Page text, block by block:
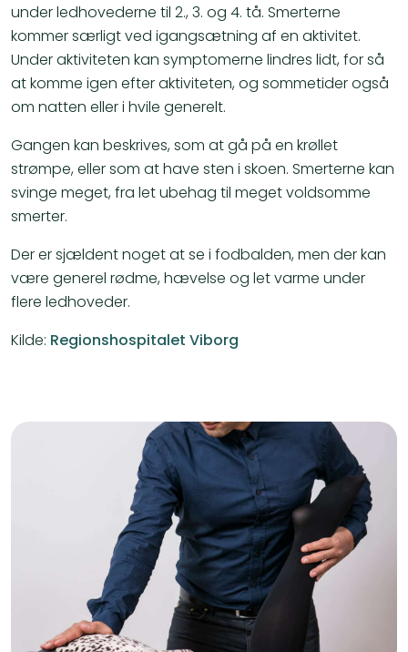
under ledhovederne til 2., 3. og 4. tå. Smerterne
kommer særligt ved igangsætning af en aktivitet.
Under aktiviteten kan symptomerne lindres lidt, for så
at komme igen efter aktiviteten, og sommetider også
om natten eller i hvile generelt.
Gangen kan beskrives, som at gå på en krøllet
strømpe, eller som at have sten i skoen. Smerterne kan
svinge meget, fra let ubehag til meget voldsomme
smerter.
Der er sjældent noget at se i fodbalden, men der kan
være generel rødme, hævelse og let varme under
flere ledhoveder.
Kilde: Regionshospitalet Viborg